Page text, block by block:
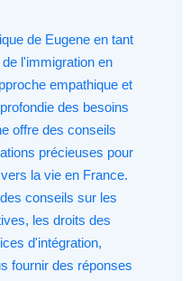
de Eugene en tant
l'immigration en
empathique et
des besoins
offre des conseils
précieuses pour
la vie en France.
conseils sur les
les droits des
d'intégration,
fournir des réponses